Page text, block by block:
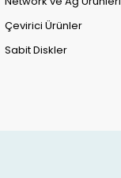
Çevirici Ürünler
Sabit Diskler